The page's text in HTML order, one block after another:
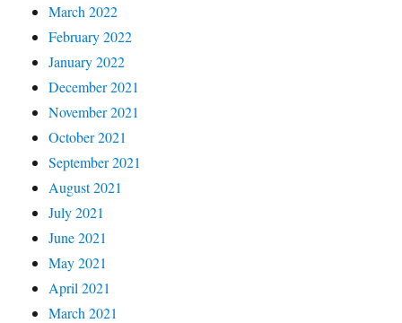
March 2022
February 2022
January 2022
December 2021
November 2021
October 2021
September 2021
August 2021
July 2021
June 2021
May 2021
April 2021
March 2021